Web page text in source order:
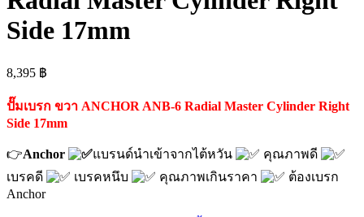
Side 17mm
8,395 ฿
ปั๊มเบรก ขวา ANCHOR ANB-6 Radial Master Cylinder Right
Side 17mm
👉Anchor แบรนด์นำเข้าจากไต้หวัน
คุณภาพดี
เบรคดี
เบรคหนึบ คุณภาพเกินราคา
ต้องเบรก
Anchor